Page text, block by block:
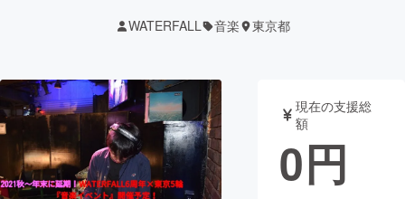
テクノロジー・ガジェット
映像・映画 書籍・雑誌
WATERFALL 音楽 東京都
現在の支援総
額
0円